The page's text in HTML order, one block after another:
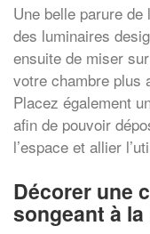
Une belle parure
des luminaires
ensuite de miser
votre chambre plus
Placez également
afin de pouvoir
l’espace et allier
Décorer une
songeant à